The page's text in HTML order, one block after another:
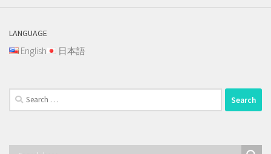
LANGUAGE
English 日本語
Search
for: